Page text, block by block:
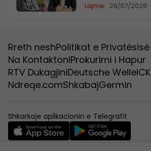
Lajme 29/07/2026
Rreth neshPolitikat e Privatësisë
Na KontaktoniProkurimi i Hapur
RTV DukagjiniDeutsche WelleICK
Ndreqe.comShkabajGermin
Shkarkoje aplikacionin e Telegrafit